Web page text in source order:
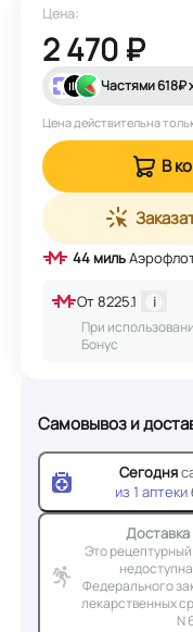
Цена:
2 470 ₽
Частями618₽
Цена действительна
В
44 миль
От8225.1
i
При
Бонус
Самовывоз и
Сегодня
из 1 аптеки
Это
Федерального
лекарственных
N